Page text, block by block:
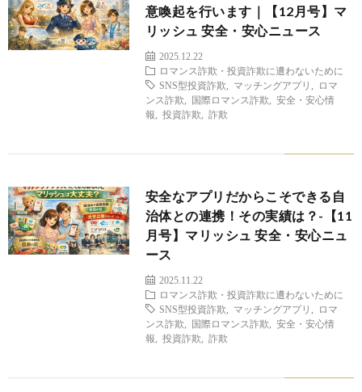
意喚起を行います｜【12月号】マ
リッシュ 安全・安心ニュース
2025.12.22
ロマンス詐欺・投資詐欺に遭わないために
SNS型投資詐欺
マッチングアプリ
ロマ
ンス詐欺
国際ロマンス詐欺
安全・安心情
報
投資詐欺 詐欺
安全なアプリだからこそできる自
治体との連携！その実績は？-【11
月号】マリッシュ 安全・安心ニュ
ース
2025.11.22
ロマンス詐欺・投資詐欺に遭わないために
SNS型投資詐欺
マッチングアプリ
ロマ
ンス詐欺
国際ロマンス詐欺
安全・安心情
報
投資詐欺 詐欺